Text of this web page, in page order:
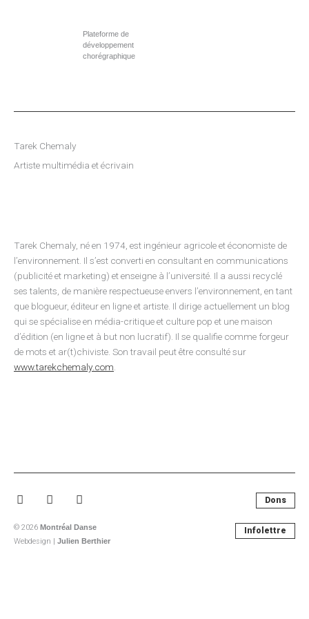
Plateforme de
développement
chorégraphique
Tarek Chemaly
Artiste multimédia et écrivain
Tarek Chemaly, né en 1974, est ingénieur agricole et économiste de
l’environnement. Il s’est converti en consultant en communications
(publicité et marketing) et enseigne à l’université. Il a aussi recyclé
ses talents, de manière respectueuse envers l’environnement, en tant
que blogueur, éditeur en ligne et artiste. Il dirige actuellement un blog
qui se spécialise en média-critique et culture pop et une maison
d’édition (en ligne et à but non lucratif). Il se qualifie comme forgeur
de mots et ar(t)chiviste. Son travail peut être consulté sur
www.tarekchemaly.com
Facebook-InstagramYoutube
© 2026 Montréal Danse
Webdesign | Julien Berthier
Dons
Infolettre